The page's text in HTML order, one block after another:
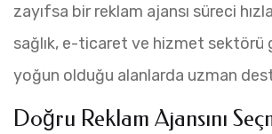
zayıfsa bir reklam ajansı süreci
sağlık, e-ticaret ve hizmet sektörü
yoğun olduğu alanlarda uzman
Doğru Reklam Ajansını